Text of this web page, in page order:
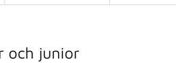
och junior